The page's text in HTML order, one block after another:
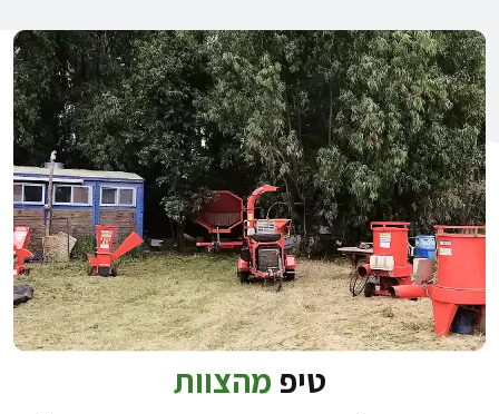
טיפ מהצוות